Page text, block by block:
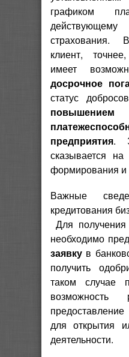
графиком
клиент,
имеет
досрочное
статус
предприятия.
сказывается
формирования и
Важные
кредитования
Для
необходимо
заявку в
получить
таком случае
возможность
для открытия
деятельности.